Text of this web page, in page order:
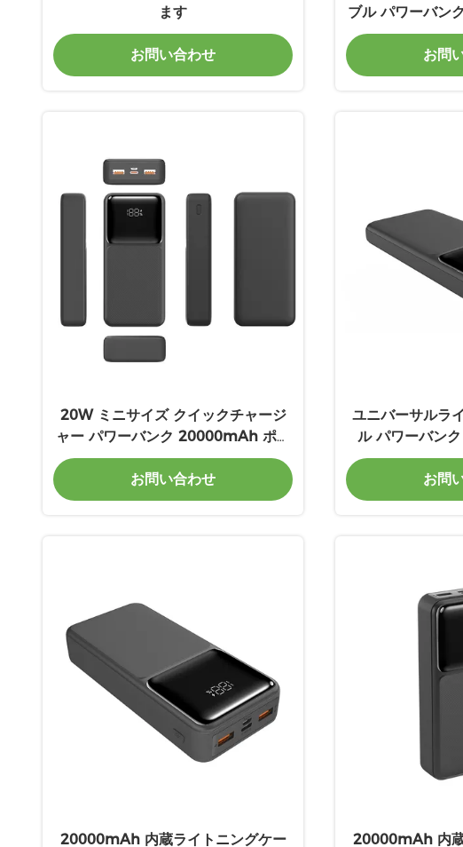
ます
お問い合わせ
ブル パワーバン
お問
20W ミニサイズ クイックチャージ
ャー パワーバンク 20000mAh ポー
タブルトラベル パワーバンク
お問い合わせ
ユニバーサルラ
ル パワーバン
お問
20000mAh 内蔵ライトニングケー 20000mAh 内